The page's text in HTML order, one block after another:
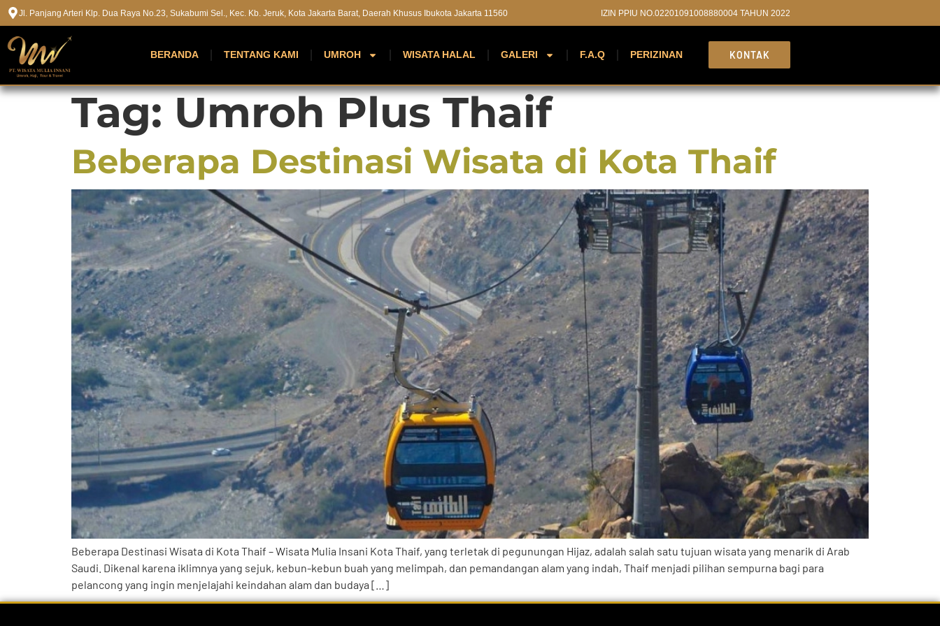
Jl. Panjang Arteri Klp. Dua Raya No.23, Sukabumi Sel., Kec. Kb. Jeruk, Kota Jakarta Barat, Daerah Khusus Ibukota Jakarta 11560 IZIN PPIU NO.02201091008880004 TAHUN 2022
BERANDA TENTANG KAMI UMROH WISATA HALAL GALERI F.A.Q PERIZINAN KONTAK
Tag:Umroh Plus Thaif
Beberapa Destinasi Wisata di Kota Thaif
Beberapa Destinasi Wisata di Kota Thaif – Wisata Mulia Insani Kota Thaif, yang terletak di pegunungan Hijaz, adalah salah satu tujuan wisata yang menarik di Arab
Saudi. Dikenal karena iklimnya yang sejuk, kebun-kebun buah yang melimpah, dan pemandangan alam yang indah, Thaif menjadi pilihan sempurna bagi para
pelancong yang ingin menjelajahi keindahan alam dan budaya […]